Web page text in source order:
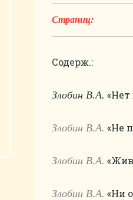
Страниц:
Содерж.:
Злобин В.А. «Нет
Злобин В.А. «Не
Злобин В.А.
Злобин В.А. «Ни